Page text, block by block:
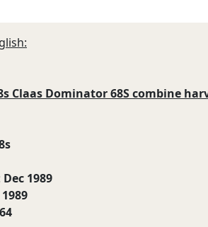
Claas Dominator 68S combine
Dec 1989
1989